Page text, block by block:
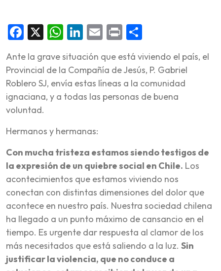
Facebook
X WhatsApp
LinkedIn
Email
Print
Ante la grave situación que está viviendo el país, el
Provincial de la Compañía de Jesús, P. Gabriel
Roblero SJ, envía estas líneas a la comunidad
ignaciana, y a todas las personas de buena
voluntad.
Hermanos y hermanas:
Con mucha tristeza estamos siendo testigos de
la expresión de un quiebre social en Chile. Los
acontecimientos que estamos viviendo nos
conectan con distintas dimensiones del dolor que
acontece en nuestro país. Nuestra sociedad chilena
ha llegado a un punto máximo de cansancio en el
tiempo. Es urgente dar respuesta al clamor de los
más necesitados que está saliendo a la luz. Sin
justificar la violencia, que no conduce a